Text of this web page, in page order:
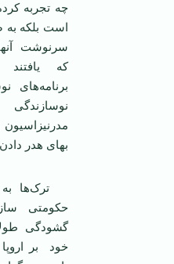
چه تجربه
است بلکه به
سرنوشت
که
برنامه‌های
مدرنيزاسيون
بهای هدر
ترک‌ها به
حکومتی
گشودگی
خود بر